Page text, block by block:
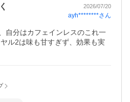
2026/07/20
ayh********さん
自分はカフェインレスのこれ一
ル2は味も甘すぎず、効果も実